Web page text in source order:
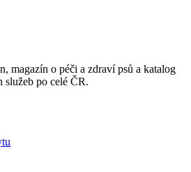
magazín o péči a zdraví psů a katalog
služeb po celé ČR.